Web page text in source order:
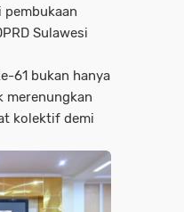
pembukaan
Sulawesi
61 bukan hanya
merenungkan
kolektif demi